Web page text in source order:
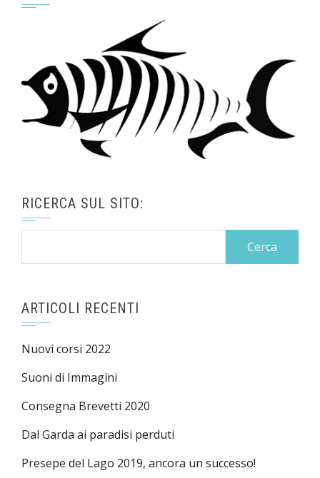
RICERCA SUL SITO:
ARTICOLI RECENTI
Nuovi corsi 2022
Suoni di Immagini
Consegna Brevetti 2020
Dal Garda ai paradisi perduti
Presepe del Lago 2019, ancora un successo!